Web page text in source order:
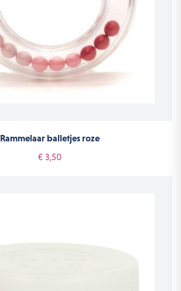
Rammelaar balletjes roze
€ 3,50